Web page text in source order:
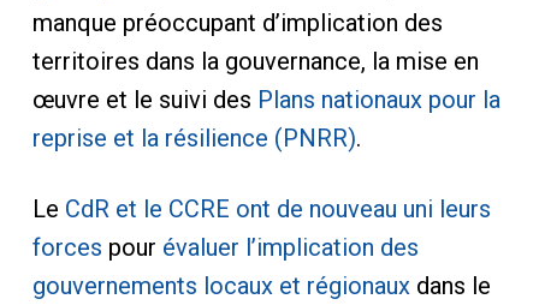
manque préoccupant d’implication des
territoires dans la gouvernance, la mise en
œuvre et le suivi des Plans nationaux pour la
reprise et la résilience (PNRR).
Le CdR et le CCRE ont de nouveau uni leurs
forces pour évaluer l’implication des
gouvernements locaux et régionauxdans le